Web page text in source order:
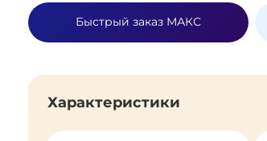
Быстрый заказ МАКС
Характеристики